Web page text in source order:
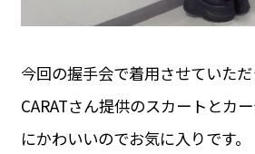
今回の握手会で着用させていた
CARATさん提供のスカートとカ
にかわいいのでお気に入りです。